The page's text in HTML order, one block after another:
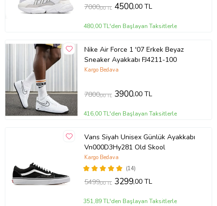
7000,00 TL 4500,00 TL
480,00 TL'den Başlayan Taksitlerle
Nike Air Force 1 '07 Erkek Beyaz
Sneaker Ayakkabı FJ4211-100
Kargo Bedava
7800,00 TL 3900,00 TL
416,00 TL'den Başlayan Taksitlerle
Vans Siyah Unisex Günlük Ayakkabı
Vn000D3Hy281 Old Skool
(14)
Kargo Bedava
5499,00 TL 3299,00 TL
351,89 TL'den Başlayan Taksitlerle